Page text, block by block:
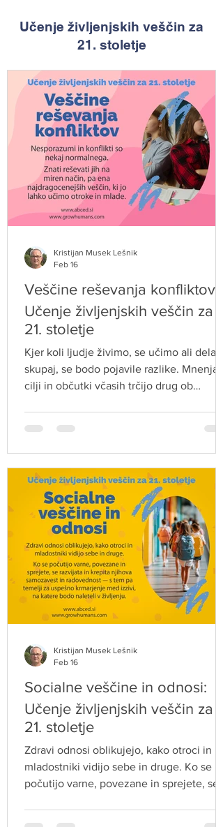
Učenje življenjskih veščin za
21. stoletje
Veščine reševanja konfliktov:
Učenje življenjskih veščin za
21. stoletje
Kjer koli ljudje živimo, se učimo ali
skupaj, se bodo pojavile razlike. Mnenja,
cilji in občutki včasih trčijo drug ob
niti slabi niti dobri. Dobre ali pa slabe so
njihove posledice. Zato je pomembno,
kako se odzovemo nanje. Učenje veščin
reševanja konfliktov otrokom in mladim
pomaga, da se naučijo poslušati,
izražati čustva ter iskati rešitve, ki ohranijo
tako odnose z drugimi kot s
Kristijan Musek Lešnik
Feb 16
Socialne veščine in odnosi:
Učenje življenjskih veščin za
21. stoletje
Zdravi odnosi oblikujejo, kako otroci in
mladostniki vidijo sebe in druge. Ko se
počutijo varne, povezane in sprejete, se
Kristijan Musek Lešnik
Feb 16